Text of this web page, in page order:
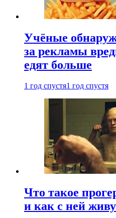
Учёные
за рекламы
едят больше
1 год спустя1 год спустя
Что такое
и как с ней